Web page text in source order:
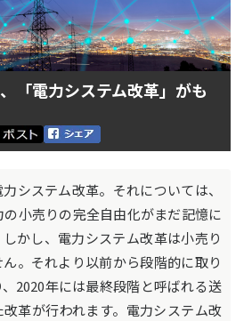
「電力システム改革」がも
システム改革。それについては、
小売りの完全自由化がまだ記憶に
かし、電力システム改革は小売り
。それより以前から段階的に取り
2020年には最終段階と呼ばれる送
革が行われます。電力システム改